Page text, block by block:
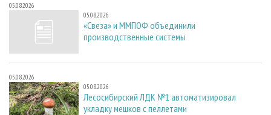
05.08.2026
05.08.2026
«Свеза» и ММПОФ объединили
производственные системы
05.08.2026
05.08.2026
Лесосибирский ЛДК №1 автоматизировал
укладку мешков с пеллетами